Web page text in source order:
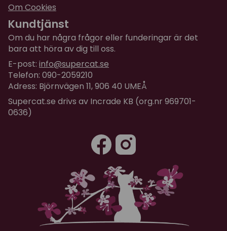
Om Cookies
Kundtjänst
Om du har några frågor eller funderingar är det
bara att höra av dig till oss.
E-post: info@supercat.se
Telefon: 090-2059210
Adress: Björnvägen 11, 906 40 UMEÅ
Supercat.se drivs av Incrade KB (org.nr 969701-
0636)